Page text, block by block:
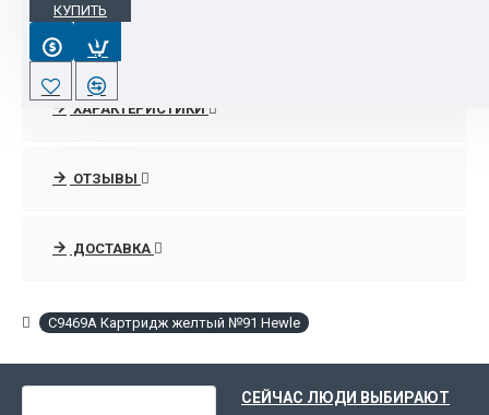
КУПИТЬ
Наш магазин - оптовая и розничная продажа лазерных и
струйных принтеров, МФУ, опций, расходных материалов,
ремкомплектов и запчастей НР.
В нашем интернет-магазине можно купить МФУ НР по
оригинальны и совместимые тонер-картриджи,
ХАРАКТЕРИСТИКИ
ОТЗЫВЫ
ДОСТАВКА
C9469A Картридж желтый №91 Hewle
СЕЙЧАС ЛЮДИ ВЫБИРАЮТ